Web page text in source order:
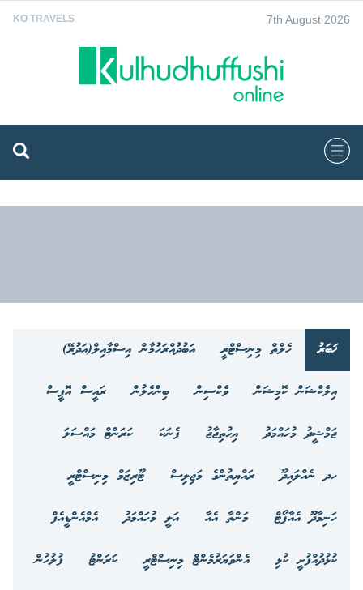
KO TRAVELS 7th August 2026
ޚަބަރު ހެލްތް މިނިސްޓްރީ
އަބުދުއްރަހުމާން އިސްމާއިލް(އަދުރޭ)
އިލެކްޝަން ކޮމިޝަން
ވެކްސިން ބިންހެލުން
ރައީސް އޮފީސް
ޖަމްޝީދު މުހައްމަދު
އިޙުތިޖާޖު ފެނަކަ
ކަރަންޓް މައްސަލަ
ހދ ނެއްލައިދޫ
ރައްޔިތުންގެ މަޖިލިސް
ޓޫރިޒަމް މިނިސްޓްރީ
ހަނިމާދޫ އެއާޕޯޓް
މަންތާ އެއާ އަލީ މުހައްމަދު
އެމްއެންޑީއެފް
ކުޅުދުއްފުށީ ކުޅި
އެންވަޔަރުމެންޓް މިނިސްޓްރީ ކަރަންޓު
ފުލުހުން